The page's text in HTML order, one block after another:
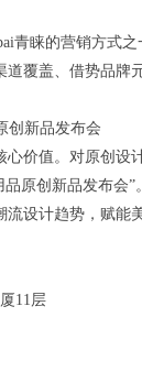
青睐的营销方式
道覆盖、借势品
创新品发布会
价值。对原创设
品原创新品发布
设计趋势，赋能
11层